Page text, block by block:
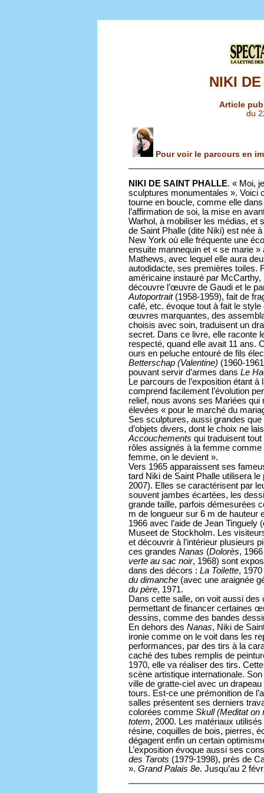
NIKI
Article
du
Pour voir le parcours en
NIKI DE SAINT PHALLE. « Moi,
sculptures monumentales ». Voici
tourne en boucle, comme elle
l’affirmation de soi, la mise en
Warhol, à mobiliser les médias, et
de Saint Phalle (dite Niki) est née
New York où elle fréquente une
ensuite mannequin et « se marie
Mathews, avec lequel elle aura
autodidacte, ses premières toiles.
américaine instauré par McCarthy,
découvre l’œuvre de Gaudi et le
Autoportrait(1958-1959), fait de
café, etc. évoque tout à fait le
œuvres marquantes, des
choisis avec soin, traduisent un
secret. Dans ce livre, elle raconte
respecté, quand elle avait 11 ans.
ours en peluche entouré de fils
Betterschap (Valentine) (1960-
pouvant servir d’armes dans Le
Le parcours de l’exposition étant
comprend facilement l’évolution
relief, nous avons ses Mariées qui
élevées « pour le marché du
Ses sculptures, aussi grandes
d’objets divers, dont le choix ne
Accouchements qui traduisent
rôles assignés à la femme
femme, on le devient ».
Vers 1965 apparaissent ses
tard Niki de Saint Phalle utilisera
2007). Elles se caractérisent par
souvent jambes écartées, les
grande taille, parfois démesurées
m de longueur sur 6 m de hauteur
1966 avec l’aide de Jean Tinguely
Museet de Stockholm. Les
et découvrir à l’intérieur plusieurs
ces grandes Nanas (Dolorès,
verte au sac noir, 1968) sont
dans des décors : La Toilette,
du dimanche (avec une araignée
du père, 1971.
Dans cette salle, on voit aussi
permettant de financer certaines
dessins, comme des bandes
En dehors des Nanas, Niki de
ironie comme on le voit dans les
performances, par des tirs à la
caché des tubes remplis de
1970, elle va réaliser des tirs.
scène artistique internationale.
ville de gratte-ciel avec un
tours. Est-ce une prémonition de
salles présentent ses derniers
colorées comme Skull (Meditat on
totem, 2000. Les matériaux
résine, coquilles de bois, pierres,
dégagent enfin un certain
L’exposition évoque aussi ses
des Tarots (1979-1998), près de
». Grand Palais 8e. Jusqu’au 2